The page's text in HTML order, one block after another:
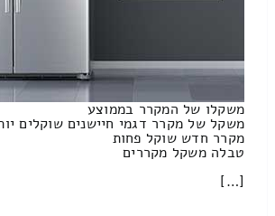
משקלו של המקרר בממוצע
משקל של מקרר דגמי חיישנים שוקלים
מקרר חדש שוקל פחות
טבלה משקל מקררים
[…]